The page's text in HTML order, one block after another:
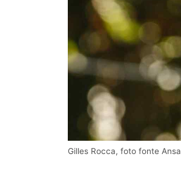
Gilles Rocca, foto fonte Ansa